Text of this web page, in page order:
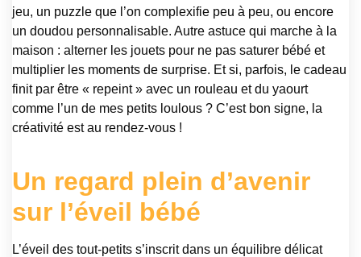
jeu, un puzzle que l’on complexifie peu à peu, ou encore
un doudou personnalisable. Autre astuce qui marche à la
maison : alterner les jouets pour ne pas saturer bébé et
multiplier les moments de surprise. Et si, parfois, le cadeau
finit par être « repeint » avec un rouleau et du yaourt
comme l’un de mes petits loulous ? C’est bon signe, la
créativité est au rendez-vous !
Un regard plein d’avenir
sur l’éveil bébé
L’éveil des tout-petits s’inscrit dans un équilibre délicat